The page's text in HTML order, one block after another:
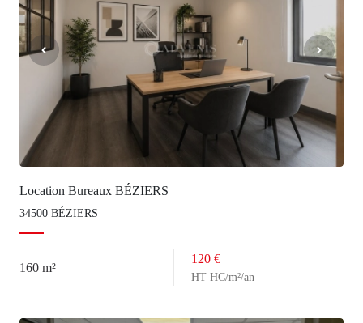
Location Bureaux BÉZIERS
34500 BÉZIERS
160 m²
120 €
HT HC/m²/an